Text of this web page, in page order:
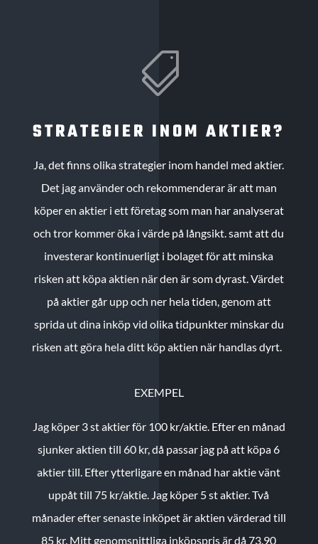

STRATEGIER INOM AKTIER?
Ja, det finns olika strategier inom handel med aktier.
Det jag använder och rekommenderar är att man
köper en aktier i ett företag som man har analyserat
och tror kommer öka i värde på långsikt. samt att du
investerar kontinuerligt i bolaget för att minska
risken att köpa aktien när den är som dyrast. Värdet
på aktier går upp och ner hela tiden, genom att
sprida ut dina inköp vid olika tidpunkter minskar du
risken att göra hela ditt köp aktien när handlas dyrt.
EXEMPEL
Jag köper 3 st aktier för 100 kr/aktie. Efter en månad
sjunker aktien till 60 kr, då passar jag på att köpa 6
aktier till. Efter ytterligare en månad har aktie vänt
uppåt till 75 kr/aktie. Jag köper 5 st aktier.Två
månader efter senaste inköpet är aktien värderad till
85 kr. Mitt genomsnittliga inköpspris är då 73.90